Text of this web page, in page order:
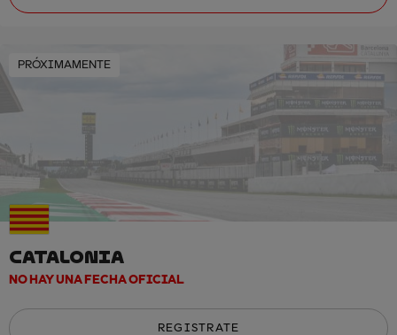
PRÓXIMAMENTE
CATALONIA
NO HAY UNA FECHA OFICIAL
REGISTRATE